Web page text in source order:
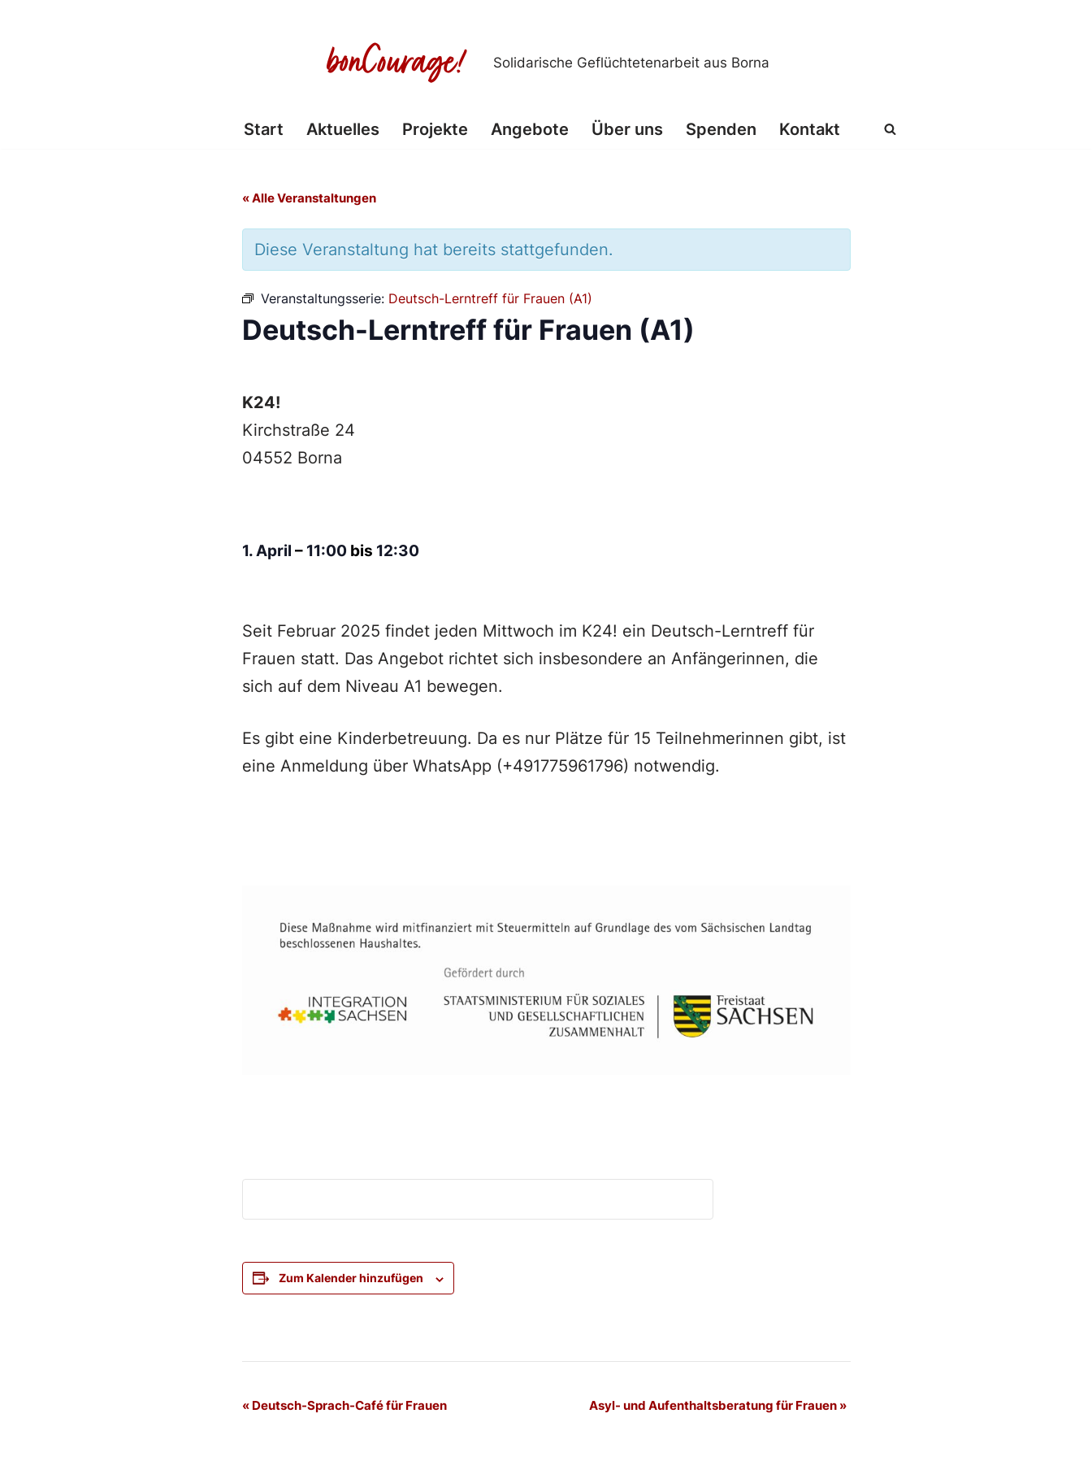
Solidarische Geflüchtetenarbeit aus Borna
Start Aktuelles Projekte Angebote Über uns Spenden Kontakt
« Alle Veranstaltungen
Diese Veranstaltung hat bereits stattgefunden.
Veranstaltungsserie: Deutsch-Lerntreff für Frauen (A1)
Deutsch-Lerntreff für Frauen (A1)
K24!
Kirchstraße 24
04552 Borna
1. April – 11:00 bis 12:30
Seit Februar 2025 findet jeden Mittwoch im K24! ein Deutsch-Lerntreff für
Frauen statt. Das Angebot richtet sich insbesondere an Anfängerinnen, die
sich auf dem Niveau A1 bewegen.
Es gibt eine Kinderbetreuung. Da es nur Plätze für 15 Teilnehmerinnen gibt, ist
eine Anmeldung über WhatsApp (+491775961796) notwendig.
Zum Kalender hinzufügen
Veranstaltung-
«Deutsch-Sprach-Café für Frauen Asyl- und Aufenthaltsberatung für Frauen »